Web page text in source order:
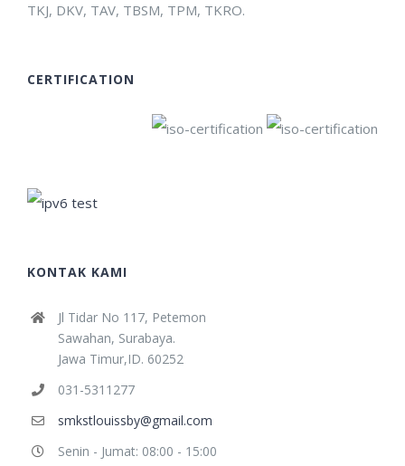
TKJ, DKV, TAV, TBSM, TPM, TKRO.
CERTIFICATION
KONTAK KAMI
Jl Tidar No 117, Petemon
Sawahan, Surabaya.
Jawa Timur,ID. 60252
031-5311277
smkstlouissby@gmail.com
Senin - Jumat: 08:00 - 15:00